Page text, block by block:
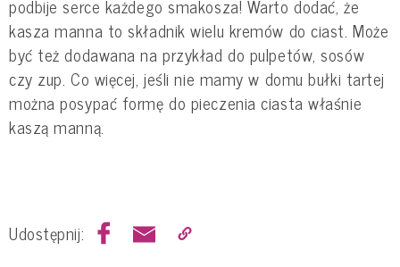
podbije serce każdego smakosza! Warto dodać, że
kasza manna to składnik wielu kremów do ciast. Może
być też dodawana na przykład do pulpetów, sosów
czy zup. Co więcej, jeśli nie mamy w domu bułki tartej
można posypać formę do pieczenia ciasta właśnie
kaszą manną.
Udostępnij: